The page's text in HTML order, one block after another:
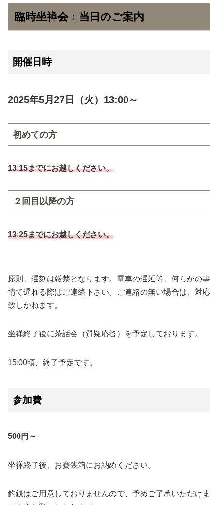
臨時坐禅会：当日のご案内
開催日時
2025年5月27日（火）13:00～
初めての方
13:15までにお越しください。
２回目以降の方
13:25までにお越しください。
原則、遅刻は厳禁となります。電車の遅延等、何らかの事
情で遅れる際はご連絡下さい。ご連絡の無い場合は、対応
致しかねます。
坐禅終了後に茶話会（質疑応答）を予定しております。
15:00頃、終了予定です。
参加費
500円～
坐禅終了後、お賽銭箱にお納めください。
釣銭はご用意しておりませんので、予めご了承いただけま